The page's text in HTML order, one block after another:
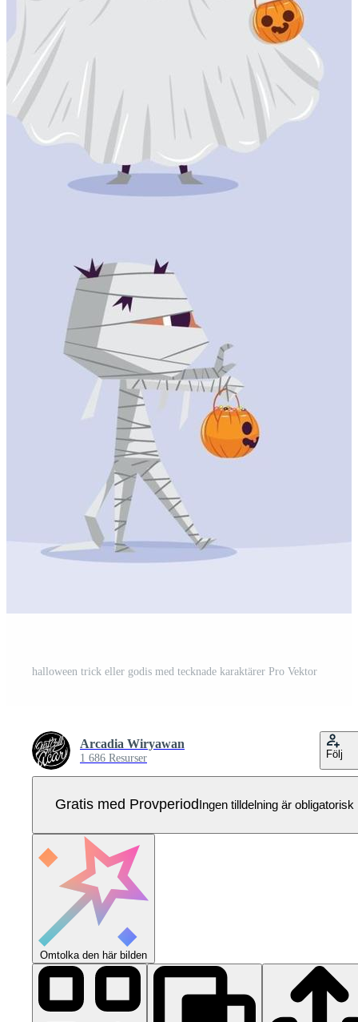
halloween trick eller godis med tecknade karaktärer Pro Vektor
Arcadia Wiryawan
1 686 Resurser Följ
Gratis med ProvperiodIngen tilldelning är obligatorisk
Omtolka den här bilden